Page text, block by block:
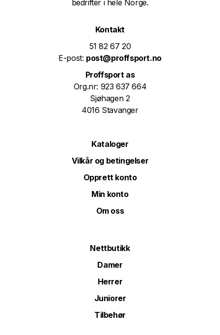
bedrifter i hele Norge.
Kontakt
51 82 67 20
E-post: post@proffsport.no
Proffsport as
Org.nr: 923 637 664
Sjøhagen 2
4016 Stavanger
Kataloger
Vilkår og betingelser
Opprett konto
Min konto
Om oss
Nettbutikk
Damer
Herrer
Juniorer
Tilbehør